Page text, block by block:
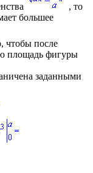
, то
большее
чтобы после
площадь фигуры
заданными